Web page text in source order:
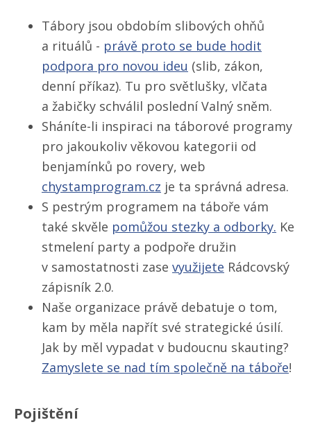
Tábory jsou obdobím slibových ohňů
a rituálů - právě proto se bude hodit
podpora pro novou ideu (slib, zákon,
denní příkaz). Tu pro světlušky, vlčata
a žabičky schválil poslední Valný sněm.
Sháníte-li inspiraci na táborové programy
pro jakoukoliv věkovou kategorii od
benjamínků po rovery, web
chystamprogram.cz je ta správná adresa.
S pestrým programem na táboře vám
také skvěle pomůžou stezky a odborky. Ke
stmelení party a podpoře družin
v samostatnosti zase využijete Rádcovský
zápisník 2.0.
Naše organizace právě debatuje o tom,
kam by měla napřít své strategické úsilí.
Jak by měl vypadat v budoucnu skauting?
Zamyslete se nad tím společně na táboře!
Pojištění